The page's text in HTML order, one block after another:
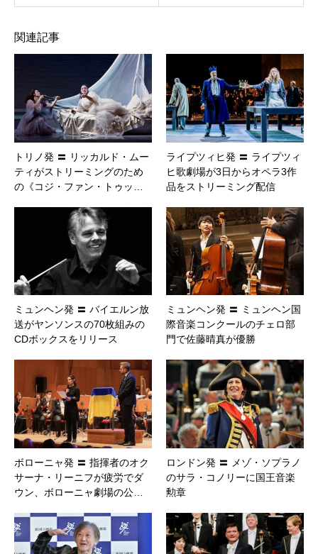
関連記事
トリノ発 〓 リッカルド・ムー
ティがストリーミングのため
の《コジ・ファン・トゥッ…
ライプツィヒ発 〓 ライプツィ
ヒ歌劇場が3日からオペラ3作
品をストリーミング配信
ミュンヘン発 〓 バイエルン放
送がヤンソンスの70枚組みの
CDボックスをリリース
ミュンヘン発 〓 ミュンヘン国
際音楽コンクールのチェロ部
門で佐藤晴真が優勝
ボローニャ発 〓 指揮者のオク
サーナ・リーニフが疲労でダ
ウン、ボローニャ劇場の公…
ロンドン発 〓 メゾ・ソプラノ
のサラ・コノリーに国王音楽
勲章